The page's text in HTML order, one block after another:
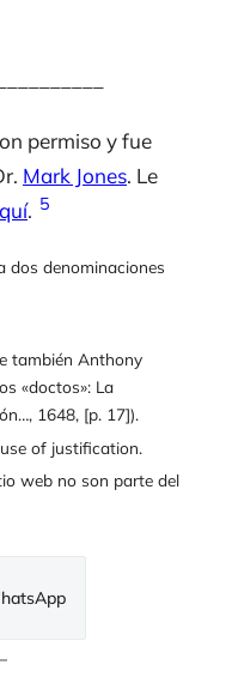
permiso y fue
Mark Jones. Le
. 5
dos denominaciones
también Anthony
«doctos»: La
1648, [p. 17]).
of justification.
web no son parte del
(se